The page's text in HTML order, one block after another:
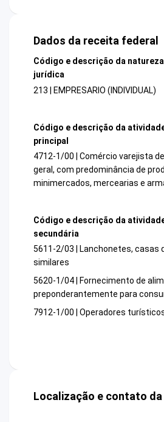
Dados da receita federal
Código e descrição da natureza
jurídica
213 | EMPRESARIO (INDIVIDUAL)
Código e descrição da
principal
4712-1/00 | Comércio varejista
geral, com predominância de
minimercados, mercearias e
Código e descrição da
secundária
5611-2/03 | Lanchonetes, casas
similares
5620-1/04 | Fornecimento de
preponderantemente para
7912-1/00 | Operadores
Localização e contato da